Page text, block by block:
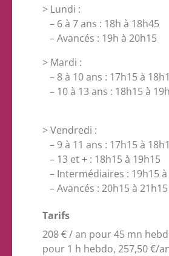
> Lundi :
– 6 à 7 ans : 18h à 18h45
– Avancés : 19h à 20h15
> Mardi :
– 8 à 10 ans : 17h15 à
– 10 à 13 ans : 18h15 à
> Vendredi :
– 9 à 11 ans : 17h15 à
– 13 et + : 18h15 à 19h15
– Intermédiaires : 19h15
– Avancés : 20h15 à 21h15
Tarifs
208 € / an pour 45 mn
pour 1 h hebdo, 257,50 €/